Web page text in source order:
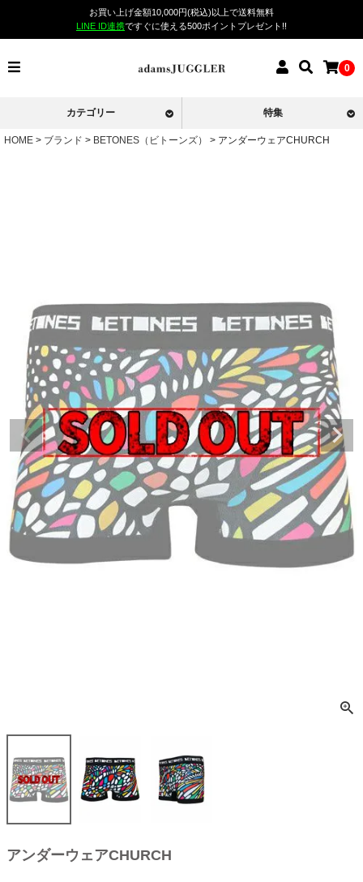
お買い上げ金額10,000円(税込)以上で送料無料
LINE ID連携ですぐに使える500ポイントプレゼント!!
0
カテゴリー 特集
HOME ブランド BETONES（ビトーンズ） アンダーウェアCHURCH
アンダーウェアCHURCH